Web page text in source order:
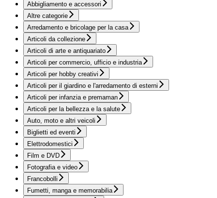
Abbigliamento e accessori
Altre categorie
Arredamento e bricolage per la casa
Articoli da collezione
Articoli di arte e antiquariato
Articoli per commercio, ufficio e industria
Articoli per hobby creativi
Articoli per il giardino e l'arredamento di esterni
Articoli per infanzia e premaman
Articoli per la bellezza e la salute
Auto, moto e altri veicoli
Biglietti ed eventi
Elettrodomestici
Film e DVD
Fotografia e video
Francobolli
Fumetti, manga e memorabilia